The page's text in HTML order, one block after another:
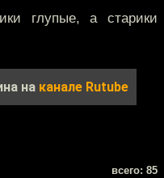
глупые, а старики
на канале Rutube
всего: 85